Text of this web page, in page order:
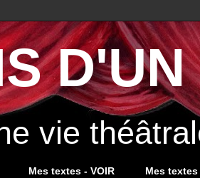
D'UN
vie
Mes textes - VOIR Mes